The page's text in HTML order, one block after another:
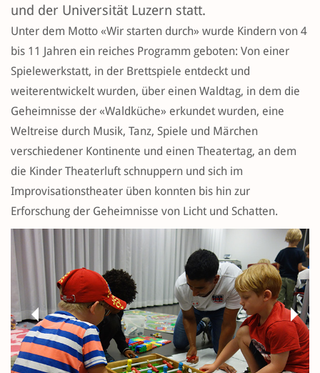
und der Universität Luzern statt.
Unter dem Motto «Wir starten durch» wurde Kindern von 4
bis 11 Jahren ein reiches Programm geboten: Von einer
Spielewerkstatt, in der Brettspiele entdeckt und
weiterentwickelt wurden, über einen Waldtag, in dem die
Geheimnisse der «Waldküche» erkundet wurden, eine
Weltreise durch Musik, Tanz, Spiele und Märchen
verschiedener Kontinente und einen Theatertag, an dem
die Kinder Theaterluft schnuppern und sich im
Improvisationstheater üben konnten bis hin zur
Erforschung der Geheimnisse von Licht und Schatten.
Previous Next